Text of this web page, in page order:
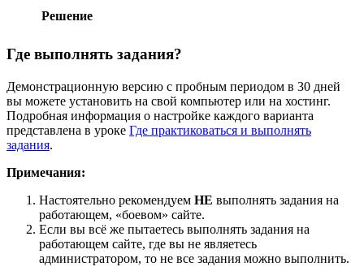
Решение
Где выполнять задания?
Демонстрационную версию с пробным периодом в 30 дней
вы можете установить на свой компьютер или на хостинг.
Подробная информация о настройке каждого варианта
представлена в уроке Где практиковаться и выполнять
задания.
Примечания:
Настоятельно рекомендуем НЕ выполнять задания на
работающем, «боевом» сайте.
Если вы всё же пытаетесь выполнять задания на
работающем сайте, где вы не являетесь
администратором, то не все задания можно выполнить.